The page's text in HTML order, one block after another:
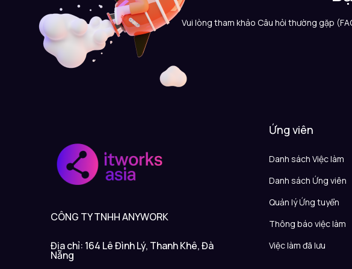
Vui lòng tham khảo Câu hỏi thường gặp
CÔNG TY TNHH ANYWORK
Địa chỉ: 164 Lê Đình Lý, Thanh Khê, Đà
Nẵng
Ứng viên
Danh sách Việc làm
Danh sách Ứng viên
Quản lý Ứng tuyển
Thông báo việc làm
Việc làm đã lưu